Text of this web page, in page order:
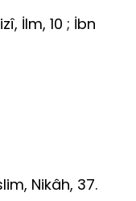
İlm, 10 ; İbn
Nikâh, 37.